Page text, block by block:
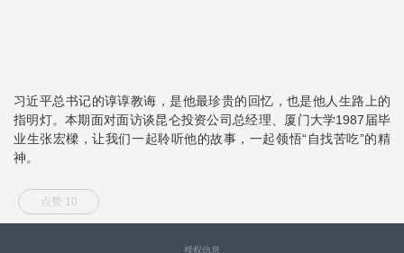
习近平总书记的谆谆教诲，是他最珍贵的回忆，也是他人生路上的
指明灯。本期面对面访谈昆仑投资公司总经理、厦门大学1987届毕
业生张宏樑，让我们一起聆听他的故事，一起领悟“自找苦吃”的精
神。
点赞 10
授权信息